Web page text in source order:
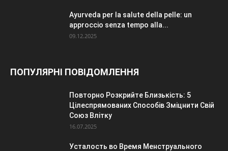
Ayurveda per la salute della pelle: un
approccio senza tempo alla...
09.12.2025
ПОПУЛЯРНІ ПОВІДОМЛЕННЯ
Повторно Розкрийте Близькість: 5
Цілеспрямованих Способів Зміцнити Свій
Союз Влітку
16.07.2025
Усталость во Время Менструального